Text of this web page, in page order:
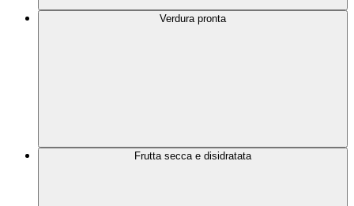
Verdura pronta
Frutta secca e disidratata